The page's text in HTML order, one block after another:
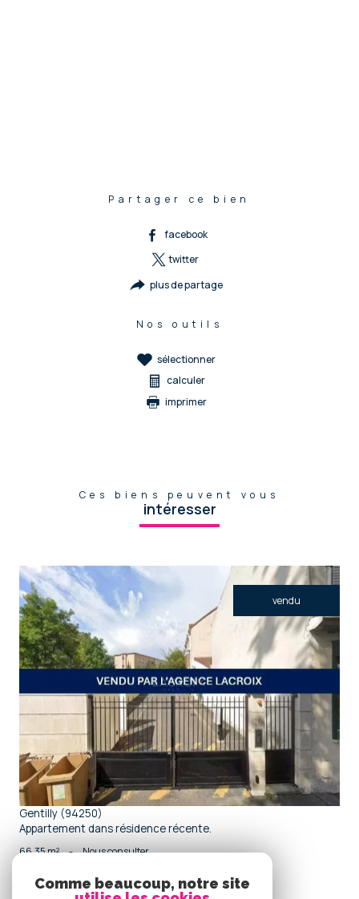
Partager ce bien
facebook
twitter
plus de partage
Nos outils
sélectionner
calculer
imprimer
Ces biens peuvent vous
intéresser
vendu
voir le bien
Gentilly (94250)
Appartement dans résidence récente.
66,35 m² - Nous consulter
Comme beaucoup, notre site